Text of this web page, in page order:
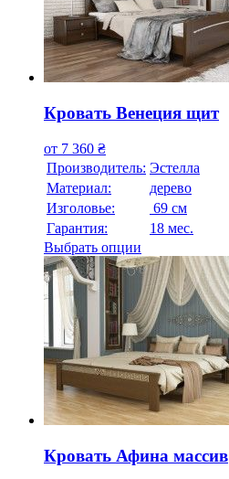
Кровать Венеция щит
от 7 360 ₴
Производитель: Эстелла
Материал:
дерево
Изголовье:
69 см
Гарантия:
18 мес.
Выбрать опции
Кровать Афина массив